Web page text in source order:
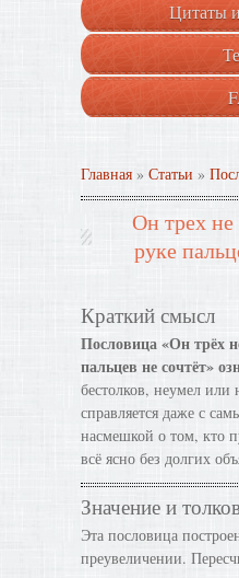
Цитаты
Главная » Статьи »
Он трех не
руке
Краткий смысл
Пословица «Он трёх
пальцев не сочтёт»
бестолков, неумел или
справляется даже с
насмешкой о том, кто
всё ясно без долгих
Значение и
Эта пословица
преувеличении.